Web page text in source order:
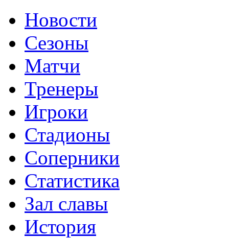
Новости
Сезоны
Матчи
Тренеры
Игроки
Стадионы
Соперники
Статистика
Зал славы
История